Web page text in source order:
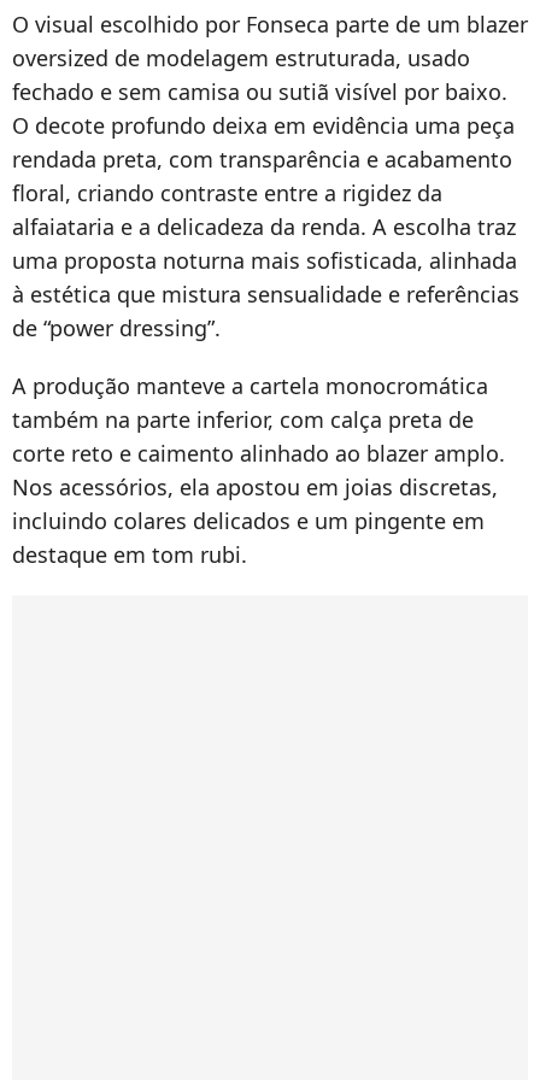
O visual escolhido por Fonseca parte de um blazer
oversized de modelagem estruturada, usado
fechado e sem camisa ou sutiã visível por baixo.
O decote profundo deixa em evidência uma peça
rendada preta, com transparência e acabamento
floral, criando contraste entre a rigidez da
alfaiataria e a delicadeza da renda. A escolha traz
uma proposta noturna mais sofisticada, alinhada
à estética que mistura sensualidade e referências
de “power dressing”.
A produção manteve a cartela monocromática
também na parte inferior, com calça preta de
corte reto e caimento alinhado ao blazer amplo.
Nos acessórios, ela apostou em joias discretas,
incluindo colares delicados e um pingente em
destaque em tom rubi.